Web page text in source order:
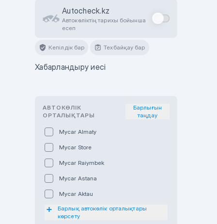
Autocheck.kz
Автокөліктің тарихы бойынша
есеп
Кепілдік бар Техбайқау бар
Хабарландыру иесі
АВТОКӨЛІК
ОРТАЛЫҚТАРЫ
Барлығын
таңдау
Mycar Almaty
Mycar Store
Mycar Raiymbek
Mycar Astana
Mycar Aktau
Mycar Uralsk
Барлық автокөлік орталықтары
көрсету